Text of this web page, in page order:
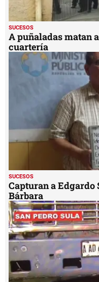
SUCESOS
A puñaladas matan
cuartería
SUCESOS
Capturan a Edgardo
Bárbara